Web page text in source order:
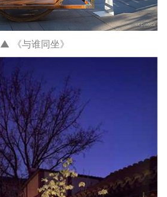
▲ 《与谁同坐》